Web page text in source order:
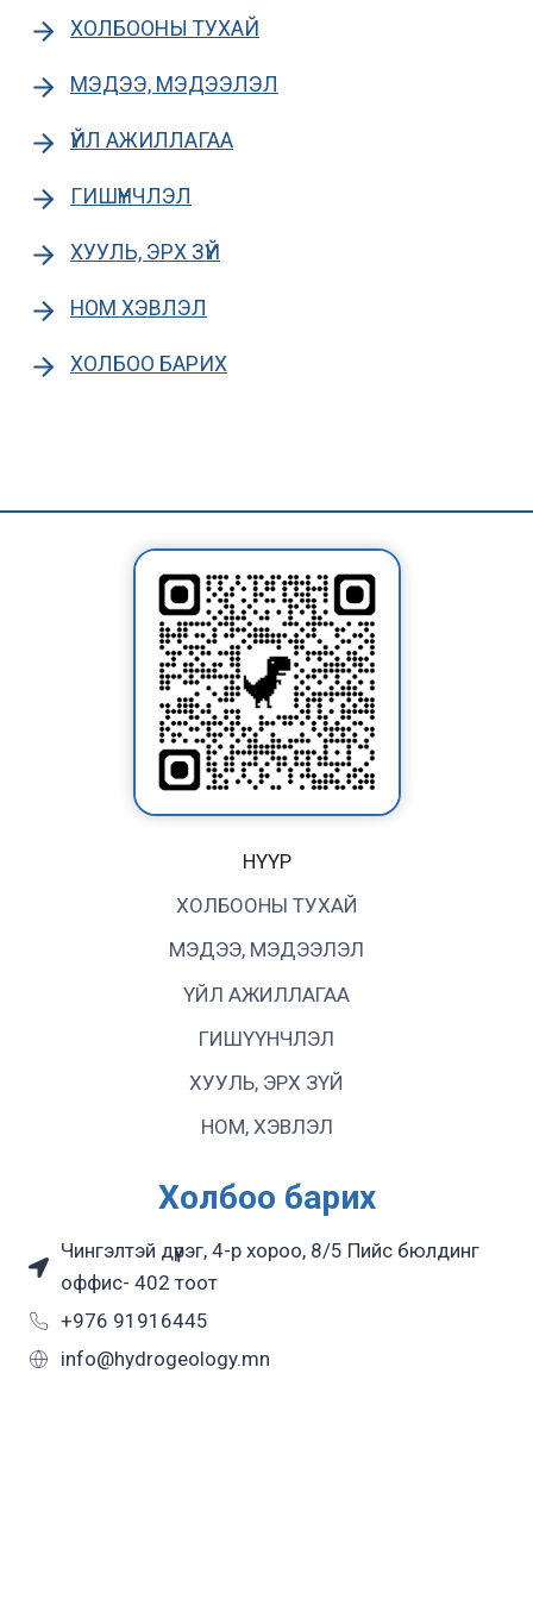
ХОЛБООНЫ ТУХАЙ
МЭДЭЭ, МЭДЭЭЛЭЛ
ҮЙЛ АЖИЛЛАГАА
ГИШҮҮНЧЛЭЛ
ХУУЛЬ, ЭРХ ЗҮЙ
НОМ ХЭВЛЭЛ
ХОЛБОО БАРИХ
НҮҮР
ХОЛБООНЫ ТУХАЙ
МЭДЭЭ, МЭДЭЭЛЭЛ
ҮЙЛ АЖИЛЛАГАА
ГИШҮҮНЧЛЭЛ
ХУУЛЬ, ЭРХ ЗҮЙ
НОМ, ХЭВЛЭЛ
Холбоо барих
Чингэлтэй дүүрэг, 4-р хороо, 8/5 Пийс бюлдинг
оффис- 402 тоот
+976 91916445
info@hydrogeology.mn